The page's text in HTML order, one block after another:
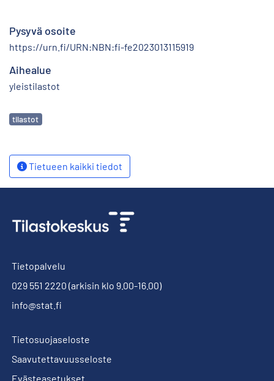
Pysyvä osoite
https://urn.fi/URN:NBN:fi-fe2023013115919
Aihealue
yleistilastot
Avainsanat
tilastot
Tietueen kaikki tiedot
Tietopalvelu
029 551 2220 (arkisin klo 9.00-16.00)
info@stat.fi
Tietosuojaseloste
Saavutettavuusseloste
Evästeasetukset